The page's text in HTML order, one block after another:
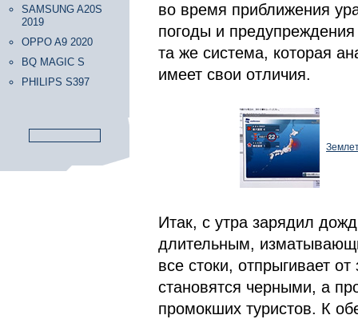
SAMSUNG A20S
2019
OPPO A9 2020
BQ MAGIC S
PHILIPS S397
во время приближения
погоды и
та же система, которая
имеет свои отличия.
Итак, с утра зарядил
длительным,
все стоки, отпрыгивает
становятся черными, а
промокших туристов. К